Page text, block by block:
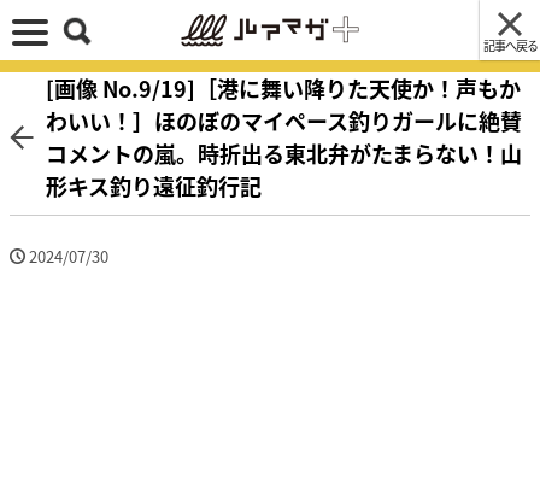
記事へ戻る
[画像 No.9/19]［港に舞い降りた天使か！声もか
わいい！］ほのぼのマイペース釣りガールに絶賛
コメントの嵐。時折出る東北弁がたまらない！山
形キス釣り遠征釣行記
2024/07/30